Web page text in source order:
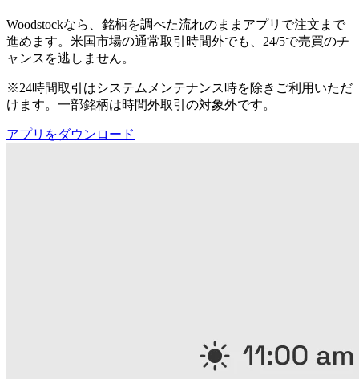
Woodstockなら、銘柄を調べた流れのままアプリで注文まで
進めます。米国市場の通常取引時間外でも、24/5で売買のチ
ャンスを逃しません。
※24時間取引はシステムメンテナンス時を除きご利用いただ
けます。一部銘柄は時間外取引の対象外です。
アプリをダウンロード